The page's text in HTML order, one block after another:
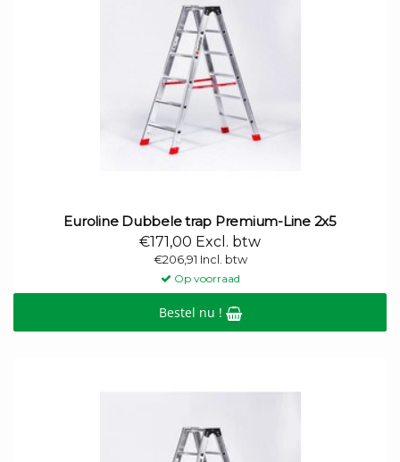
Euroline Dubbele trap Premium-Line 2x5
€171,00 Excl. btw
€206,91 Incl. btw
Op voorraad
Bestel nu !